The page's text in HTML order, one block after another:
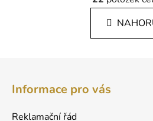
l
á
d
n
k
Informace pro vás
Reklamační řád